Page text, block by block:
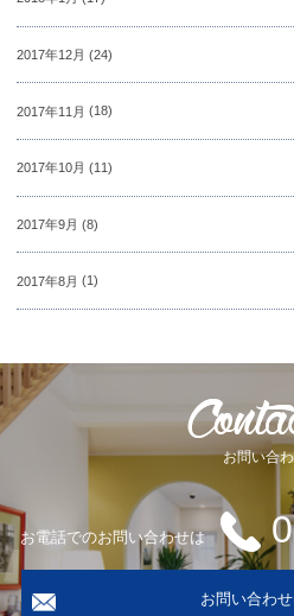
2017年12月 (24)
2017年11月 (18)
2017年10月 (11)
2017年9月 (8)
2017年8月 (1)
お問い合
お電話でのお問い合わせは
お問い合わ